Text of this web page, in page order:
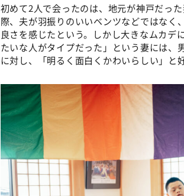
初めて2人で会ったのは、地元が神戸だっ
際、夫が羽振りのいいベンツなどではなく
良さを感じたという。しかし大きなムカ
たいな人がタイプだった」という妻には
に対し、「明るく面白くかわいらしい」と